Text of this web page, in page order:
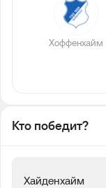
Хоффенхайм
Кто победит?
Хайденхайм